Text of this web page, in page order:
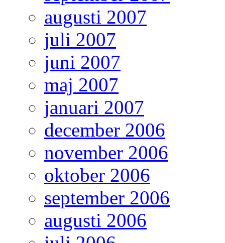
augusti 2007
juli 2007
juni 2007
maj 2007
januari 2007
december 2006
november 2006
oktober 2006
september 2006
augusti 2006